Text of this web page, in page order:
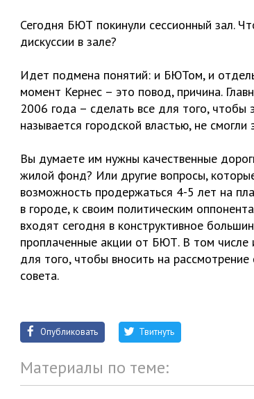
Сегодня БЮТ покинули сессионный зал.
дискуссии в зале?
Идет подмена понятий: и БЮТом, и
момент Кернес – это повод, причина.
2006 года – сделать все для того, чтобы
называется городской властью, не
Вы думаете им нужны качественные
жилой фонд? Или другие вопросы,
возможность продержаться 4-5 лет на
в городе, к своим политическим
входят сегодня в конструктивное
проплаченные акции от БЮТ. В том
для того, чтобы вносить на рассмотрение
совета.
Опубликовать Твитнуть
Материалы по теме: